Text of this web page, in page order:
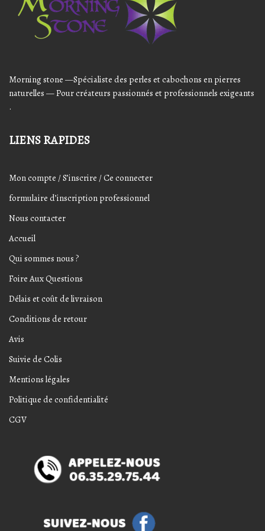
Morning stone —Spécialiste des perles et cabochons en pierres
naturelles — Pour créateurs passionnés et professionnels exigeants
.
LIENS RAPIDES
Mon compte / S’inscrire / Ce connecter
formulaire d’inscription professionnel
Nous contacter
Accueil
Qui sommes nous ?
Foire Aux Questions
Délais et coût de livraison
Conditions de retour
Avis
Suivie de Colis
Mentions légales
Politique de confidentialité
CGV